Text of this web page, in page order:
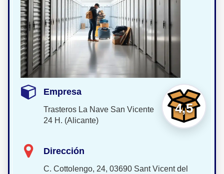
4,5
Empresa
Trasteros La Nave San Vicente
24 H. (Alicante)
Dirección
C. Cottolengo, 24, 03690 Sant Vicent del